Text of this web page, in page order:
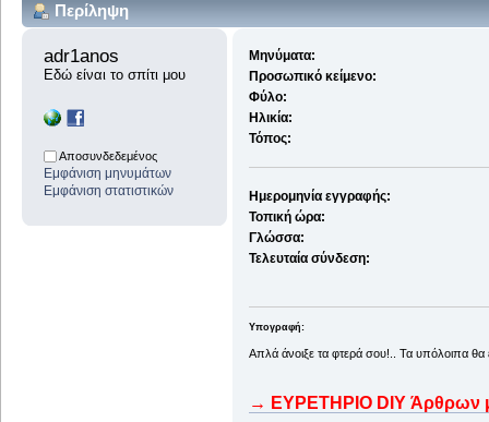
Περίληψη
adr1anos
Εδώ είναι το σπίτι μου
Αποσυνδεδεμένος
Εμφάνιση μηνυμάτων
Εμφάνιση στατιστικών
Μηνύματα:
Προσωπικό κείμενο:
Φύλο:
Ηλικία:
Τόπος:
Ημερομηνία εγγραφής:
Τοπική ώρα:
Γλώσσα:
Τελευταία σύνδεση:
Υπογραφή:
Απλά άνοιξε τα φτερά σου!.. Τα υπόλοιπα θα
→ ΕΥΡΕΤΗΡΙΟ DIY Άρθρων